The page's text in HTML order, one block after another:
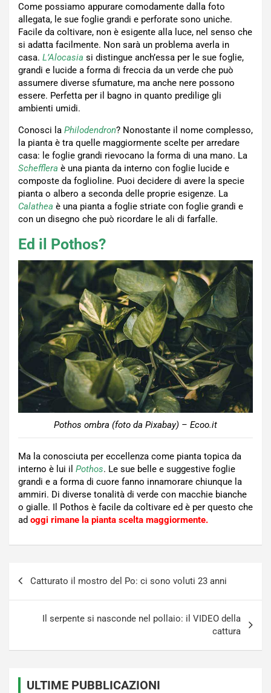
Come possiamo appurare comodamente dalla foto
allegata, le sue foglie grandi e perforate sono uniche.
Facile da coltivare, non è esigente alla luce, nel senso che
si adatta facilmente. Non sarà un problema averla in
casa. L’Alocasia si distingue anch’essa per le sue foglie,
grandi e lucide a forma di freccia da un verde che può
assumere diverse sfumature, ma anche nere possono
essere. Perfetta per il bagno in quanto predilige gli
ambienti umidi.
Conosci la Philodendron? Nonostante il nome complesso,
la pianta è tra quelle maggiormente scelte per arredare
casa: le foglie grandi rievocano la forma di una mano. La
Schefflera è una pianta da interno con foglie lucide e
composte da foglioline. Puoi decidere di avere la specie
pianta o albero a seconda delle proprie esigenze. La
Calathea è una pianta a foglie striate con foglie grandi e
con un disegno che può ricordare le ali di farfalle.
Ed il Pothos?
Pothos ombra (foto da Pixabay) – Ecoo.it
Ma la conosciuta per eccellenza come pianta topica da
interno è lui il Pothos. Le sue belle e suggestive foglie
grandi e a forma di cuore fanno innamorare chiunque la
ammiri. Di diverse tonalità di verde con macchie bianche
o gialle. Il Pothos è facile da coltivare ed è per questo che
ad oggi rimane la pianta scelta maggiormente.
Catturato il mostro del Po: ci sono voluti 23 anni
Il serpente si nasconde nel pollaio: il VIDEO della
cattura
ULTIME PUBBLICAZIONI